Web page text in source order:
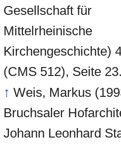
Gesellschaft für
Mittelrheinische
Kirchengeschichte)
(CMS 512), Seite
↑ Weis, Markus
Bruchsaler
Johann Leonhard